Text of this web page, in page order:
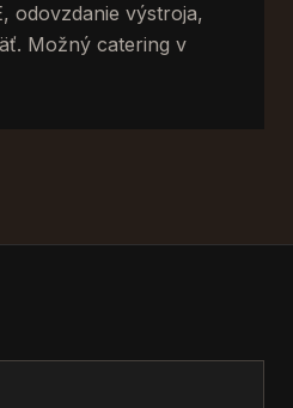
odovzdanie výstroja,
Možný catering v